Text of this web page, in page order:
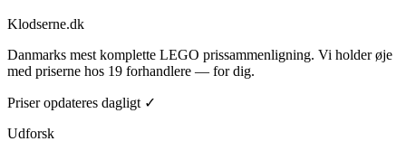
Klodserne.dk
Danmarks mest komplette LEGO prissammenligning. Vi holder øje
med priserne hos 19 forhandlere — for dig.
Priser opdateres dagligt ✓
Udforsk